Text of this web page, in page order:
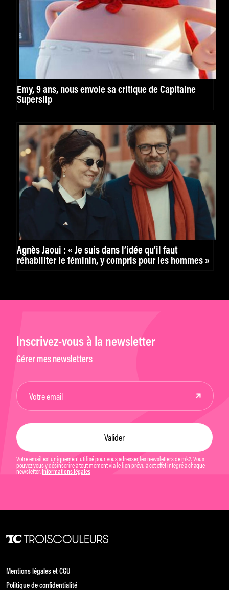
Emy, 9 ans, nous envoie sa critique de Capitaine
Superslip
Agnès Jaoui : « Je suis dans l’idée qu’il faut
réhabiliter le féminin, y compris pour les hommes »
Inscrivez-vous à la newsletter
Gérer mes newsletters
Votre email est uniquement utilisé pour vous adresser les newsletters de mk2. Vous
pouvez vous y désinscrire à tout moment via le lien prévu à cet effet intégré à chaque
newsletter. Informations légales
Mentions légales et CGU
Politique de confidentialité